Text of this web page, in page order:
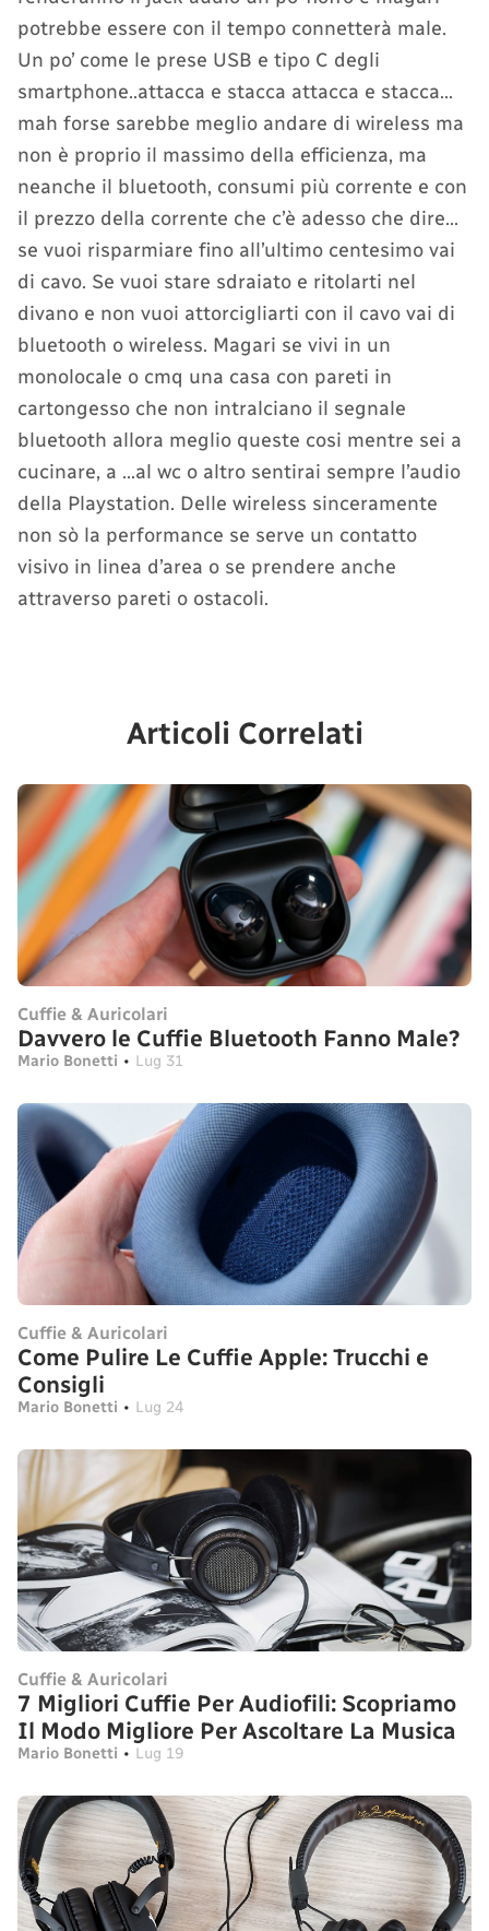
potrebbe essere con il tempo connetterà male.
Un po’ come le prese USB e tipo C degli
smartphone..attacca e stacca attacca e stacca…
mah forse sarebbe meglio andare di wireless ma
non è proprio il massimo della efficienza, ma
neanche il bluetooth, consumi più corrente e con
il prezzo della corrente che c’è adesso che dire…
se vuoi risparmiare fino all’ultimo centesimo vai
di cavo. Se vuoi stare sdraiato e ritolarti nel
divano e non vuoi attorcigliarti con il cavo vai di
bluetooth o wireless. Magari se vivi in un
monolocale o cmq una casa con pareti in
cartongesso che non intralciano il segnale
bluetooth allora meglio queste cosi mentre sei a
cucinare, a …al wc o altro sentirai sempre l’audio
della Playstation. Delle wireless sinceramente
non sò la performance se serve un contatto
visivo in linea d’area o se prendere anche
attraverso pareti o ostacoli.
Articoli Correlati
Cuffie & Auricolari
Davvero le Cuffie Bluetooth Fanno Male?
Mario Bonetti • Lug 31
Cuffie & Auricolari
Come Pulire Le Cuffie Apple: Trucchi e
Consigli
Mario Bonetti • Lug 24
Cuffie & Auricolari
7 Migliori Cuffie Per Audiofili: Scopriamo
Il Modo Migliore Per Ascoltare La Musica
Mario Bonetti • Lug 19